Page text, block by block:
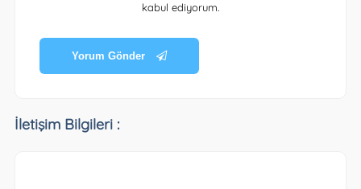
kabul ediyorum.
Yorum Gönder
İletişim Bilgileri :